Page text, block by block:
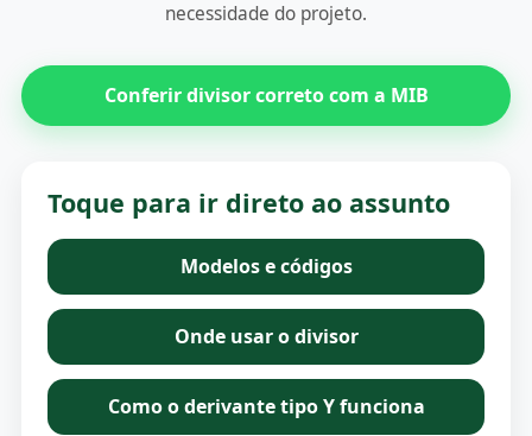
necessidade do projeto.
Conferir divisor correto com a MIB
Toque para ir direto ao assunto
Modelos e códigos
Onde usar o divisor
Como o derivante tipo Y funciona